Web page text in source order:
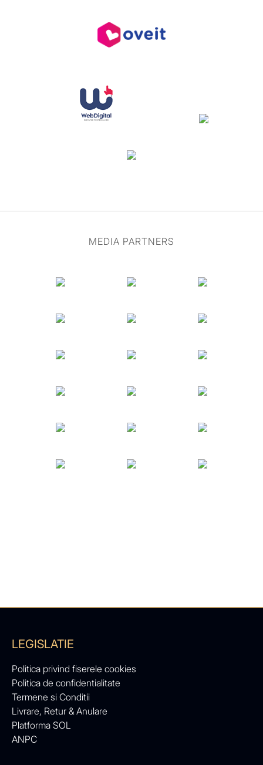
MEDIA PARTNERS
LEGISLATIE
Politica privind fiserele cookies
Politica de confidentialitate
Termene si Conditii
Livrare, Retur & Anulare
Platforma SOL
ANPC